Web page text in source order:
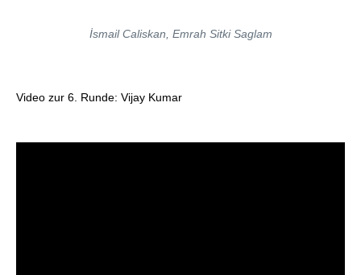
İsmail Caliskan, Emrah Sitki Saglam
Video zur 6. Runde: Vijay Kumar